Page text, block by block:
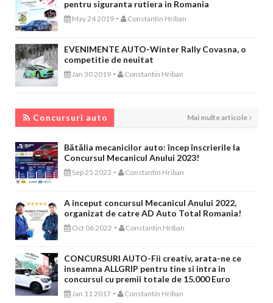
pentru siguranta rutiera in Romania
May 24 2019 - Constantin Hriban
EVENIMENTE AUTO-Winter Rally Covasna, o
competitie de neuitat
Jan 30 2019 - Constantin Hriban
Concursuri auto Mai multe articole
Bătălia mecanicilor auto: încep înscrierile la
Concursul Mecanicul Anului 2023!
Sep 25 2023 - Constantin Hriban
A inceput concursul Mecanicul Anului 2022,
organizat de catre AD Auto Total Romania!
Oct 06 2022 - Constantin Hriban
CONCURSURI AUTO-Fii creativ, arata-ne ce
inseamna ALLGRIP pentru tine si intra in
concursul cu premii totale de 15.000 Euro
Jan 11 2017 - Constantin Hriban